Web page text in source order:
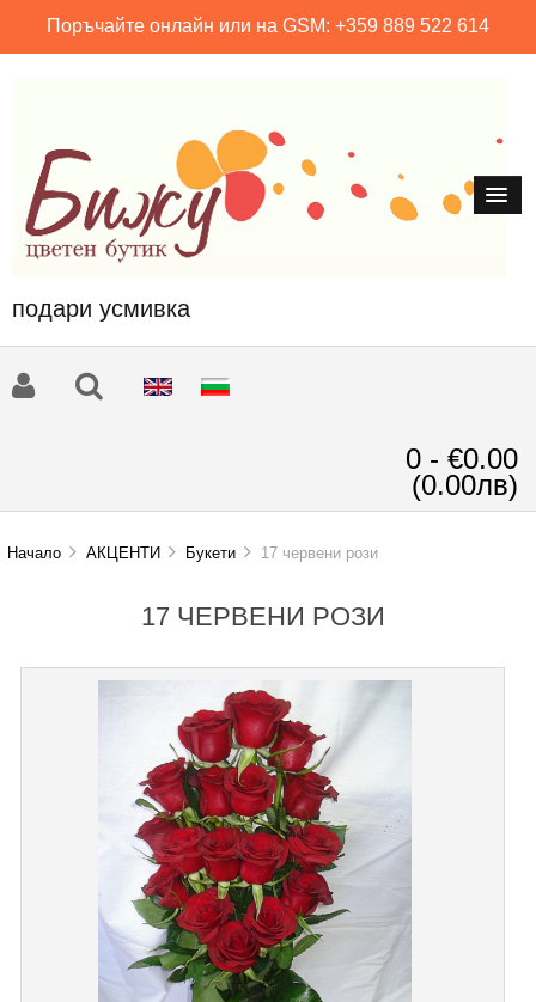
Поръчайте онлайн или на GSM: +359 889 522 614
подари усмивка
0 - €0.00
(0.00лв)
Начало АКЦЕНТИ Букети 17 червени рози
17 ЧЕРВЕНИ РОЗИ